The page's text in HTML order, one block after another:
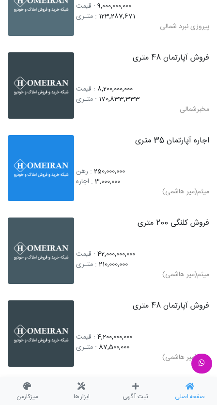
9,000,000,000 : قیمت
123,287,671 : متـری
پیروزی نبرد شمالی
فروش آپارتمان 48 متری
8,200,000,000 : قیمت
170,833,333 : متـری
مخبرشمالی
اجاره آپارتمان 35 متری
250,000,000 : رهن
3,000,000 : اجاره
میثم(میر هاشمی)
فروش کلنگی 200 متری
42,000,000,000 : قیمت
210,000,000 : متـری
میثم(میر هاشمی)
فروش آپارتمان 48 متری
4,200,000,000 : قیمت
87,500,000 : متـری
میثم(میر هاشمی)
درخواست خرید آپارتمان
صفحه اصلی ثبت آگهی ابزار ها میزکارمن